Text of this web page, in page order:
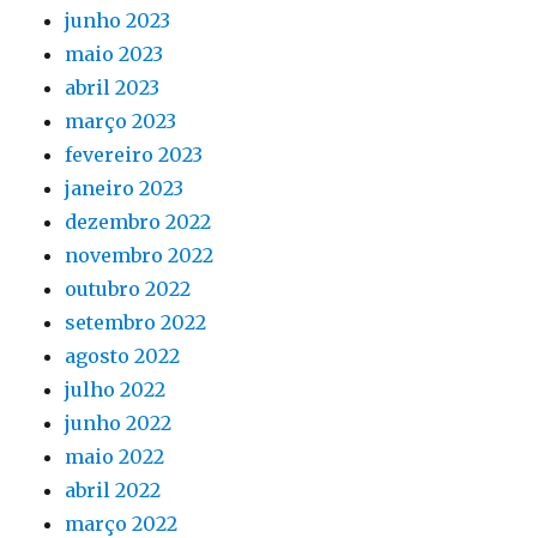
junho 2023
maio 2023
abril 2023
março 2023
fevereiro 2023
janeiro 2023
dezembro 2022
novembro 2022
outubro 2022
setembro 2022
agosto 2022
julho 2022
junho 2022
maio 2022
abril 2022
março 2022